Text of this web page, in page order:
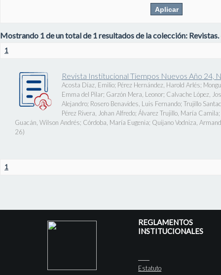
Mostrando 1 de un total de 1 resultados de la colección: Revistas.
1
Revista Institucional Tiempos Nuevos Año 24,
Acosta Díaz, Emilio; Pérez Hernández, Harold Arlés;
Emma del Pilar; Garzón Mera, Leonor; Calvache López,
Alejandro; Rosero Benavides, Luis Fernando; Trujillo
Pérez Rivera, Johan Alfredo; Álvarez Trujillo, María Camila;
Guacán, Wilson Andrés; Córdoba, María Eugenia; Quijano Vodniza,
26)
1
REGLAMENTOS
INSTITUCIONALES
Estatuto